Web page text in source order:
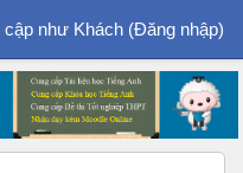
như Khách (Đăng nhập)